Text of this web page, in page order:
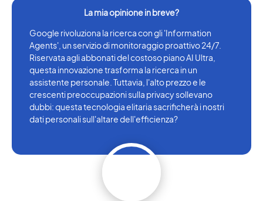
Google rivoluziona la ricerca con gli 'Information
Agents', un servizio di monitoraggio proattivo 24/7.
Riservata agli abbonati del costoso piano AI Ultra,
questa innovazione trasforma la ricerca in un
assistente personale. Tuttavia, l'alto prezzo e le
crescenti preoccupazioni sulla privacy sollevano
dubbi: questa tecnologia elitaria sacrificherà i nostri
dati personali sull'altare dell'efficienza?